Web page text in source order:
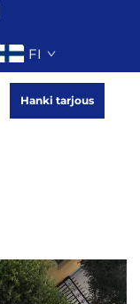
FI
Hanki tarjous